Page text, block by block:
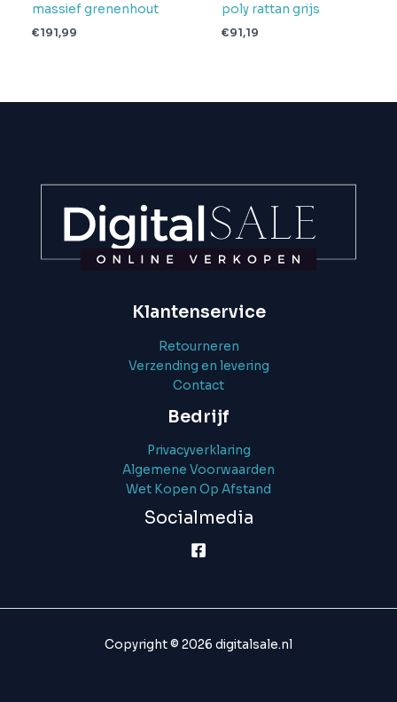
massief grenenhout
€191,99
poly rattan grijs
€91,19
Klantenservice
Retourneren
Verzending en levering
Contact
Bedrijf
Privacyverklaring
Algemene Voorwaarden
Wet Kopen Op Afstand
Socialmedia
Copyright © 2026 digitalsale.nl